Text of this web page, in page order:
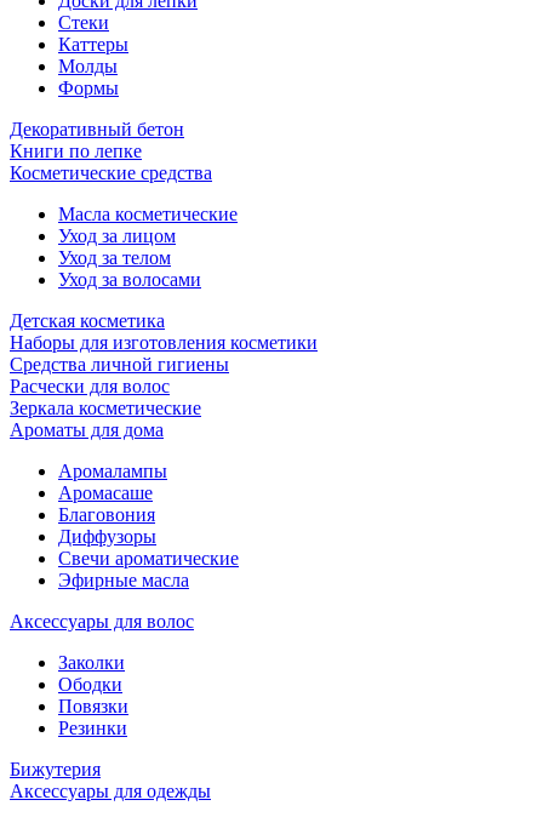
Стеки
Каттеры
Молды
Формы
Декоративный бетон
Книги по лепке
Косметические средства
Масла косметические
Уход за лицом
Уход за телом
Уход за волосами
Детская косметика
Наборы для изготовления косметики
Средства личной гигиены
Расчески для волос
Зеркала косметические
Ароматы для дома
Аромалампы
Аромасаше
Благовония
Диффузоры
Свечи ароматические
Эфирные масла
Аксессуары для волос
Заколки
Ободки
Повязки
Резинки
Бижутерия
Аксессуары для одежды